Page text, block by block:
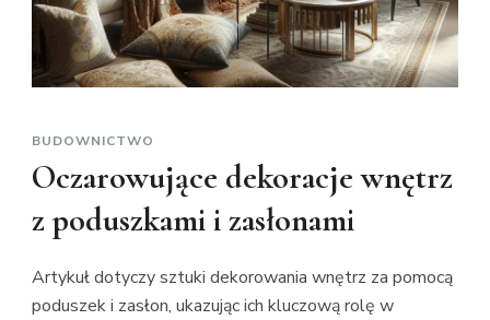
BUDOWNICTWO
Oczarowujące dekoracje wnętrz
z poduszkami i zasłonami
Artykuł dotyczy sztuki dekorowania wnętrz za pomocą
poduszek i zasłon, ukazując ich kluczową rolę w